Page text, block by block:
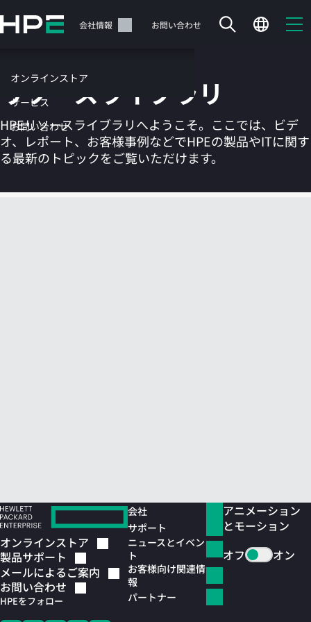
イ
テ
ツ
に
ス
ッ
サポート 会社情報 お問い合わせ
オンラインストア
サービス
お問い合わせ
カートは空です
リソースライブラリ
HPEリソースライブラリへようこそ。ここでは、ビデ
オ、レポート、お客様事例などでHPEの製品やITに関す
る最新のトピックをご覧いただけます。
オンラインストア
製品サポート
メールによるご案内
お問い合わせ
HPEをフォロー
会社
サポート
ニュースとイベン
ト
お客様向け関連情
報
パートナー
アニメーション
とモーション
オフ
オン